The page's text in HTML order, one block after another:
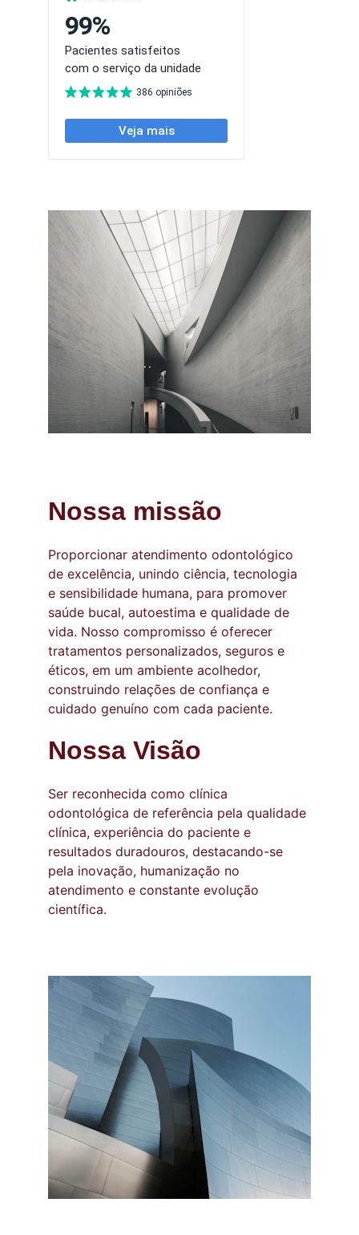
Nossa missão
Proporcionar atendimento odontológico
de excelência, unindo ciência, tecnologia
e sensibilidade humana, para promover
saúde bucal, autoestima e qualidade de
vida. Nosso compromisso é oferecer
tratamentos personalizados, seguros e
éticos, em um ambiente acolhedor,
construindo relações de confiança e
cuidado genuíno com cada paciente.
Nossa Visão
Ser reconhecida como clínica
odontológica de referência pela qualidade
clínica, experiência do paciente e
resultados duradouros, destacando-se
pela inovação, humanização no
atendimento e constante evolução
científica.